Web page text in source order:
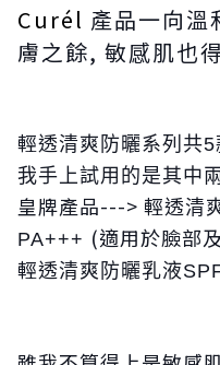
Curél 產品一向溫
膚之餘, 敏感肌也
輕透清爽防曬系列共5
我手上試用的是其中
皇牌產品---> 輕透清
PA+++ (適用於臉部
輕透清爽防曬乳液